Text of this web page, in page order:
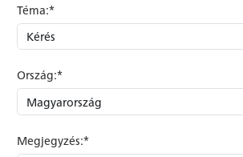
Téma:*
Ország:*
Megjegyzés:*